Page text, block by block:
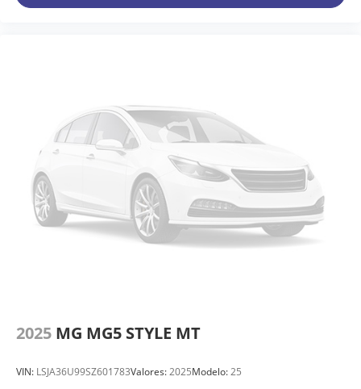
2025 MG MG5 STYLE MT
VIN: LSJA36U99SZ601783Valores:2025Modelo:25